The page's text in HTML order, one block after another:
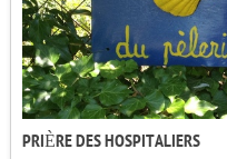
PRIÈRE DES HOSPITALIERS